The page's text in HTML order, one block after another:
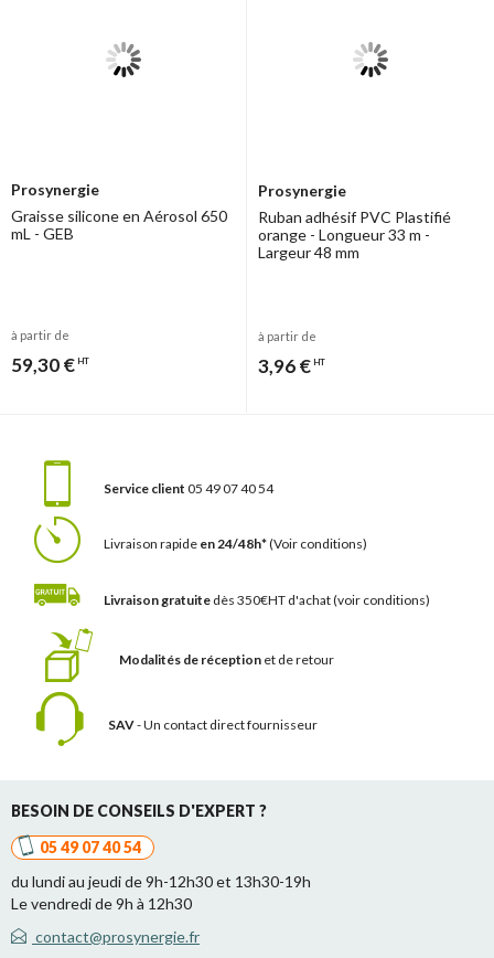
Prosynergie
Graisse silicone en Aérosol 650
mL - GEB
à partir de
59,30 € HT
Prosynergie
Ruban adhésif PVC Plastifié
orange - Longueur 33 m -
Largeur 48 mm
à partir de
3,96 € HT
Service client 05 49 07 40 54
Livraison rapide en 24/48h*(Voir conditions)
Livraison gratuite dès 350€HT d'achat(voir conditions)
Modalités de réception et de retour
SAV- Un contact direct fournisseur
BESOIN DE CONSEILS D'EXPERT ?
05 49 07 40 54
du lundi au jeudi de 9h-12h30 et 13h30-19h
Le vendredi de 9h à 12h30
contact@prosynergie.fr